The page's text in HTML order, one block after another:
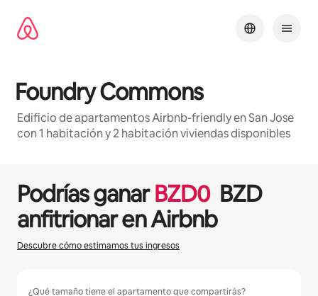
contenido
Foundry Commons
Edificio de apartamentos Airbnb-friendly en San Jose
con 1 habitación y 2 habitación viviendas disponibles
Podrías ganar BZD0 BZD
anfitrionar en Airbnb
Descubre cómo estimamos tus ingresos
¿Qué tamaño tiene el apartamento que compartirás?